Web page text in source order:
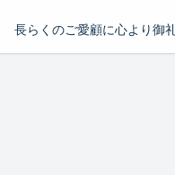
長らくのご愛顧に心より御